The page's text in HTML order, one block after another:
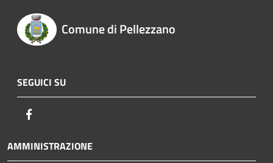
Comune di Pellezzano
SEGUICI SU
AMMINISTRAZIONE